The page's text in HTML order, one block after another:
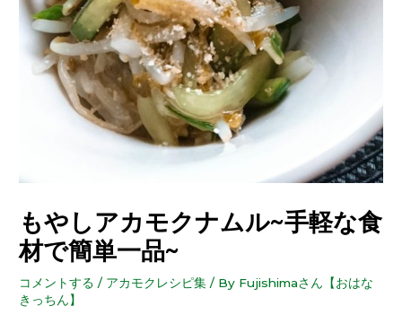
もやしアカモクナムル~手軽な食
材で簡単一品~
コメントする / アカモクレシピ集 / By Fujishimaさん【おはな
きっちん】